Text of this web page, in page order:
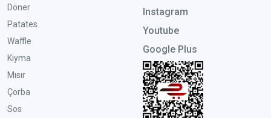
Döner
Patates
Waffle
Kıyma
Mısır
Çorba
Sos
Instagram
Youtube
Google Plus